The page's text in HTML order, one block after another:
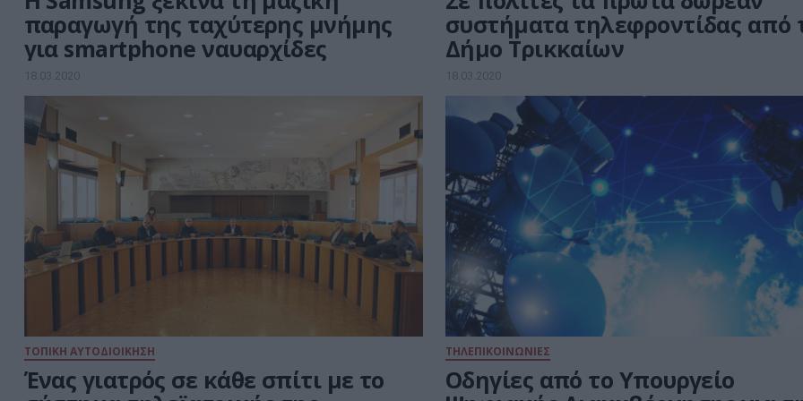
παραγωγή της ταχύτερης μνήμης
για smartphone ναυαρχίδες
18.03.2020
συστήματα τηλεφροντίδας από
Δήμο Τρικκαίων
18.03.2020
ΤΟΠΙΚΗ ΑΥΤΟΔΙΟΙΚΗΣΗ
Ένας γιατρός σε κάθε σπίτι με το
ΤΗΛΕΠΙΚΟΙΝΩΝΙΕΣ
Οδηγίες από το Υπουργείο